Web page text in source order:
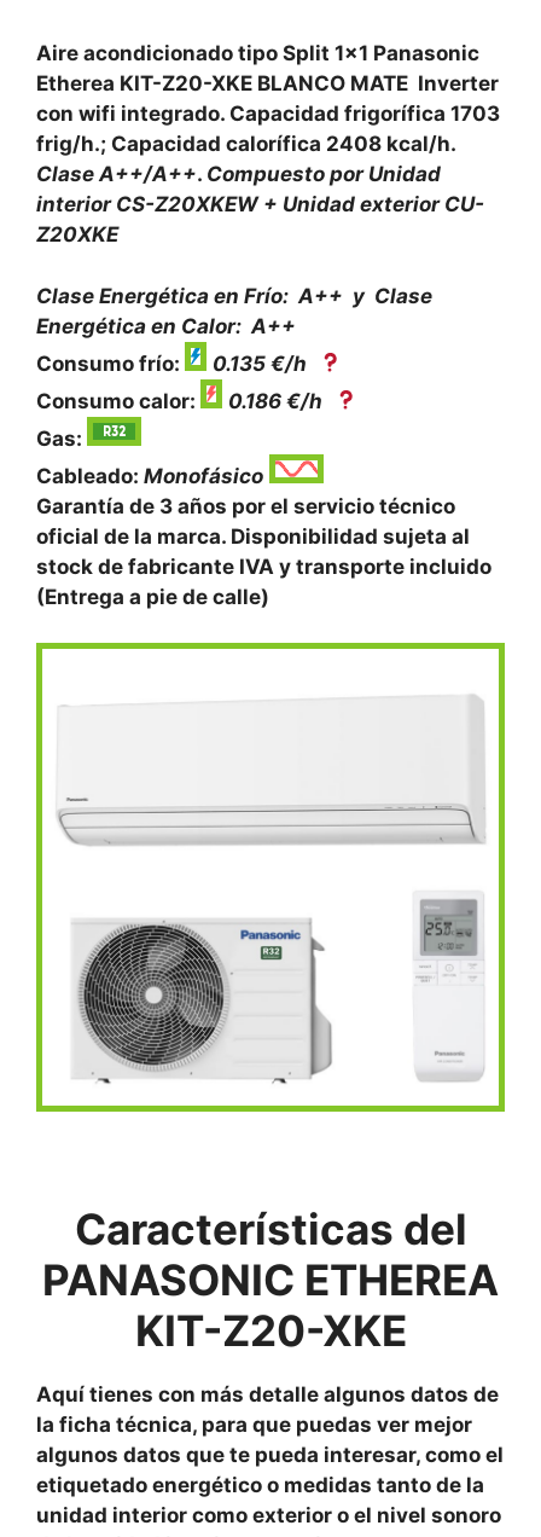
Aire acondicionado tipo Split 1×1 Panasonic
Etherea KIT-Z20-XKE BLANCO MATE Inverter
con wifi integrado. Capacidad frigorífica 1703
frig/h.; Capacidad calorífica 2408 kcal/h.
Clase A++/A++. Compuesto por Unidad
interior CS-Z20XKEW + Unidad exterior CU-
Z20XKE
Clase Energética en Frío: A++ y Clase
Energética en Calor: A++
Consumo frío:
0.135 €/h
Consumo calor:
0.186 €/h
Gas:
Cableado: Monofásico
Garantía de 3 años por el servicio técnico
oficial de la marca. Disponibilidad sujeta al
stock de fabricante IVA y transporte incluido
(Entrega a pie de calle)
Características del
PANASONIC ETHEREA
KIT-Z20-XKE
Aquí tienes con más detalle algunos datos de
la ficha técnica, para que puedas ver mejor
algunos datos que te pueda interesar, como el
etiquetado energético o medidas tanto de la
unidad interior como exterior o el nivel sonoro